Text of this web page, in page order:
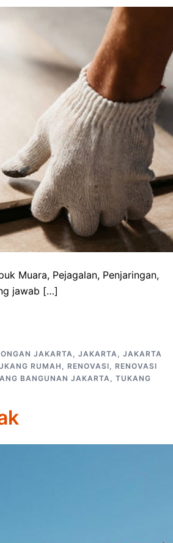
Muara, Pejagalan, Penjaringan,
jawab […]
JAKARTA, JAKARTA, JAKARTA
RUMAH , RENOVASI, RENOVASI
BANGUNAN JAKARTA, TUKANG